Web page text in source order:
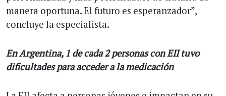
manera oportuna. El futuro es esperanzador”,
concluye la especialista.
En Argentina, 1 de cada 2 personas con EII tuvo
dificultades para acceder a la medicación